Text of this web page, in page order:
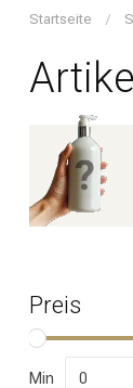
Startseite /
Preis
Min